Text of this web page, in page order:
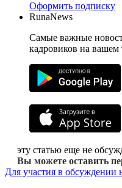
Оформить подписку
RunaNews
Самые важные
кадровиков на вашем
эту статью еще не
Вы можете оставить
Для участия в обсуждении